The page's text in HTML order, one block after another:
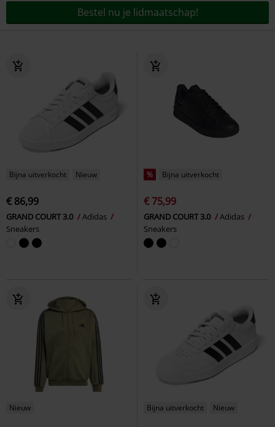
Bestel nu je lidmaatschap!
Bijna uitverkocht Nieuw
€ 86,99
GRAND COURT 3.0
Adidas
Sneakers
% Bijna uitverkocht
€ 75,99
GRAND COURT 3.0
Adidas
Sneakers
Nieuw Bijna uitverkocht Nieuw